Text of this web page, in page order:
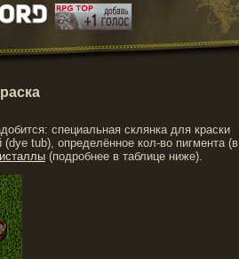
специальная склянка для краски
tub), определённое кол-во пигмента (в
(подробнее в таблице ниже).